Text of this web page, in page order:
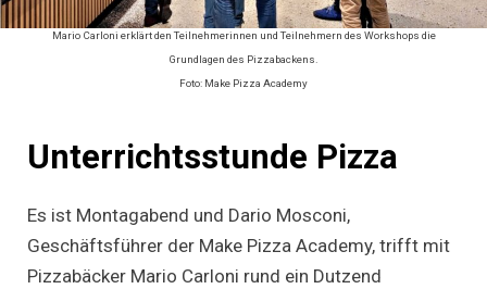
Mario Carloni erklärt den Teilnehmerinnen und Teilnehmern des Workshops die
Grundlagen des Pizzabackens.
Foto: Make Pizza Academy
Unterrichtsstunde Pizza
Es ist Montagabend und Dario Mosconi,
Geschäftsführer der Make Pizza Academy, trifft mit
Pizzabäcker Mario Carloni rund ein Dutzend